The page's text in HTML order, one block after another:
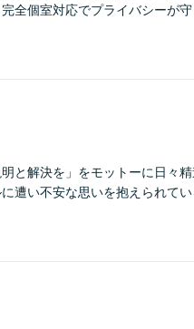
全個室対応でプライバシーが守
明と解決を」をモットーに日々
遭い不安な思いを抱えられてい